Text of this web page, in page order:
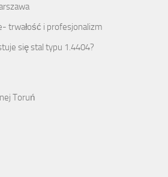
trwałość i profesjonalizm
się stal typu 1.4404?
Toruń